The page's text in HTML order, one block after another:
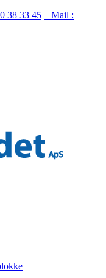
38 33 45 – Mail :